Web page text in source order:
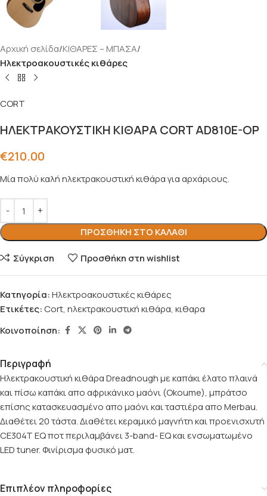
Αρχική σελίδα ΚΙΘΑΡΕΣ – ΜΠΑΣΑ
Ηλεκτροακουστικές κιθάρες
CORT
ΗΛΕΚΤΡΑΚΟΥΣΤΙΚΗ ΚΙΘΑΡΑ CORT AD810E-OP
€210.00
Μία πολύ καλή ηλεκτρακουστική κιθάρα για αρχάριους.
ΠΡΟΣΘΉΚΗ ΣΤΟ ΚΑΛΆΘΙ
Σύγκριση Προσθήκη στη wishlist
Κατηγορία:Ηλεκτροακουστικές κιθάρες
Ετικέτες:Cort, ηλεκτρακουστική κιθάρα, κιθαρα
Κοινοποίηση:
Περιγραφή
Ηλεκτρακουστική κιθάρα Dreadnough με καπάκι έλατο πλαινά
και πίσω καπάκι απο αφρικάνικο μαόνι (Okoume), μπράτσο
επίσης κατασκευασμένο απο μαόνι και ταστιέρα απο Merbau.
Διαθέτει 20 τάστα. Διαθέτει κεραμικό μαγνήτη και προενισχυτή
CE304T EQ ποτ περιλαμβάνει 3-band- EQ και ενσωματωμένο
LED tuner. Φινίρισμα φυσικό ματ.
Επιπλέον πληροφορίες